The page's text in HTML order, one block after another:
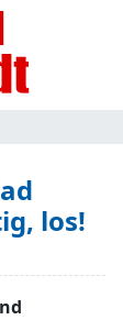
los!